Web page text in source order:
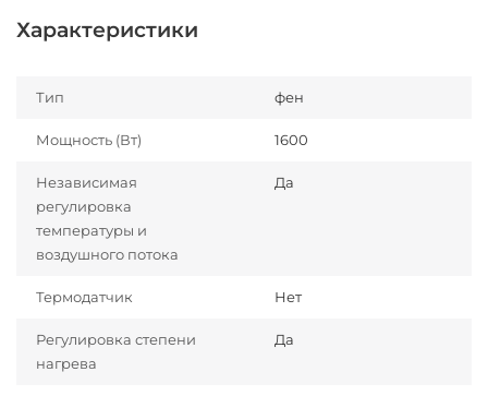
Характеристики
Тип фен
Мощность (Вт) 1600
Независимая
регулировка
температуры и
воздушного потока
Да
Термодатчик Нет
Регулировка степени
нагрева
Да